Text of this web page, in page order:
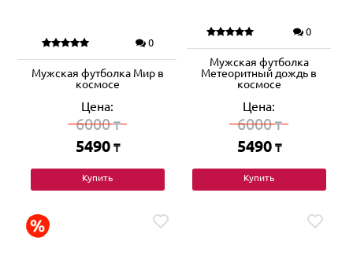
0
Мужская футболка Мир в
космосе
Цена:
6000₸
5490 ₸
Купить
0
Мужская футболка
Метеоритный дождь в
космосе
Цена:
6000₸
5490 ₸
Купить